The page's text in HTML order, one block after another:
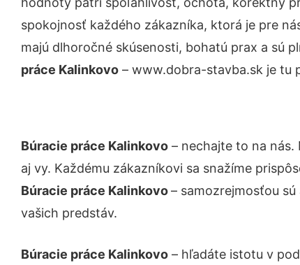
spokojnosť každého zákazníka, ktorá je pre
majú dlhoročné skúsenosti, bohatú prax a sú
práce Kalinkovo – www.dobra-stavba.sk je tu
Búracie práce Kalinkovo – nechajte to na
aj vy. Každému zákazníkovi sa snažíme
Búracie práce Kalinkovo– samozrejmosťou
vašich predstáv.
Búracie práce Kalinkovo – hľadáte istotu v